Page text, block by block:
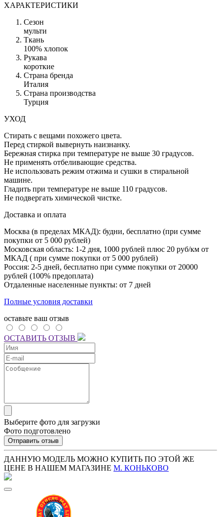
ХАРАКТЕРИСТИКИ
Сезон
мульти
Ткань
100% хлопок
Рукава
короткие
Страна бренда
Италия
Страна производства
Турция
УХОД
Стирать с вещами похожего цвета.
Перед стиркой вывернуть наизнанку.
Бережная стирка при температуре не выше 30 градусов.
Не применять отбеливающие средства.
Не использовать режим отжима и сушки в стиральной
машине.
Гладить при температуре не выше 110 градусов.
Не подвергать химической чистке.
Доставка и оплата
Москва (в пределах МКАД): будни, бесплатно (при сумме
покупки от 5 000 рублей)
Московская область: 1-2 дня, 1000 рублей плюс 20 руб/км от
МКАД ( при сумме покупки от 5 000 рублей)
Россия: 2-5 дней, бесплатно при сумме покупки от 20000
рублей (100% предоплата)
Отдаленные населенные пункты: от 7 дней
Полные условия доставки
оставьте ваш отзыв
ОСТАВИТЬ ОТЗЫВ
Выберите фото для загрузки
Фото подготовлено
Отправить отзыв
ДАННУЮ МОДЕЛЬ МОЖНО КУПИТЬ ПО ЭТОЙ ЖЕ
ЦЕНЕ В НАШЕМ МАГАЗИНЕ М. КОНЬКОВО